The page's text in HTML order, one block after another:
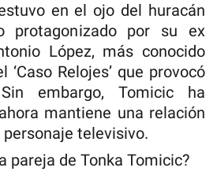
en el ojo del huracán
protagonizado por su ex
López, más conocido
‘Caso Relojes’ que provocó
embargo, Tomicic ha
mantiene una relación
televisivo.
pareja de Tonka Tomicic?